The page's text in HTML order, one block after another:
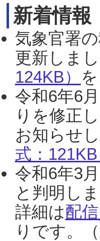
新着情報
気象官署
更新しま
124KB）
令和6年6
りを修正
お知らせ
式：121KB
令和6年3
と判明し
詳細は配
りです。